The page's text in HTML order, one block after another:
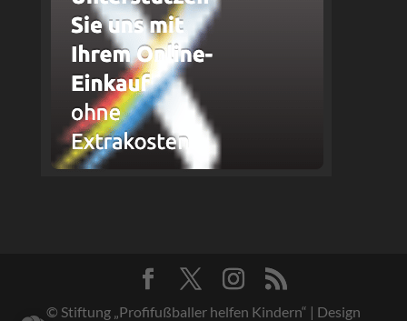
© Stiftung „Profifußballer helfen Kindern“ | Design